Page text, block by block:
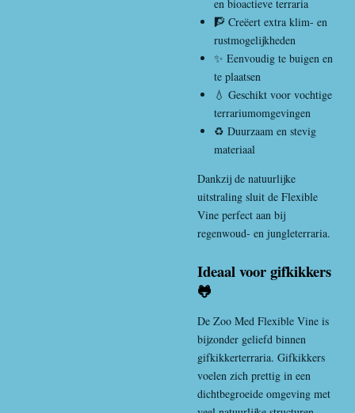
en bioactieve terraria
🧗 Creëert extra klim- en
rustmogelijkheden
✨ Eenvoudig te buigen en
te plaatsen
💧 Geschikt voor vochtige
terrariumomgevingen
♻️ Duurzaam en stevig
materiaal
Dankzij de natuurlijke
uitstraling sluit de Flexible
Vine perfect aan bij
regenwoud- en jungleterraria.
Ideaal voor gifkikkers
🐸
De Zoo Med Flexible Vine is
bijzonder geliefd binnen
gifkikkerterraria. Gifkikkers
voelen zich prettig in een
dichtbegroeide omgeving met